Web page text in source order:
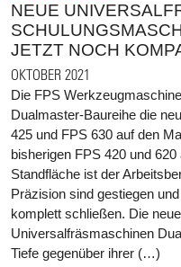
NEUE
JETZT NOCH
OKTOBER 2021
Die FPS
Dualmaster-Baureihe die
425 und FPS 630 auf den
bisherigen FPS 420 und
Standfläche ist der
Präzision sind gestiegen
komplett schließen. Die
Universalfräsmaschinen
Tiefe gegenüber ihrer (…)